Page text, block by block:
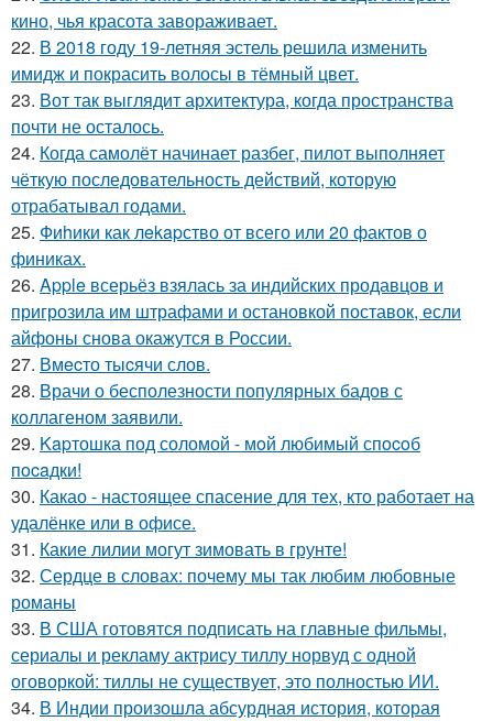
кино, чья красота завораживает.
22. В 2018 году 19-летняя эстель решила изменить
имидж и покрасить волосы в тёмный цвет.
23. Вот так выглядит архитектура, когда пространства
почти не осталось.
24. Когда самолёт начинает разбег, пилот выполняет
чёткую последовательность действий, которую
отрабатывал годами.
25. Фиhики как лekapство от всего или 20 фактов о
финиках.
26. Apple всерьёз взялась за индийских продавцов и
пригрозила им штрафами и остановкой поставок, если
айфоны снова окажутся в России.
27. Вмecто тыcячи слов.
28. Врачи о бесполезности популярных бадов с
коллагеном заявили.
29. Kapтошка под соломой - мoй любимый спocoб
пocaдки!
30. Какао - настоящее спасение для тех, кто работает на
удалёнке или в офисе.
31. Какие лилии могут зимовать в грунте!
32. Сердце в словах: почему мы так любим любовные
романы
33. В США готовятся подписать на главные фильмы,
сериалы и рекламу актрису тиллу норвуд с одной
оговоркой: тиллы не существует, это полностью ИИ.
34. В Индии произошла абсурдная история, которая